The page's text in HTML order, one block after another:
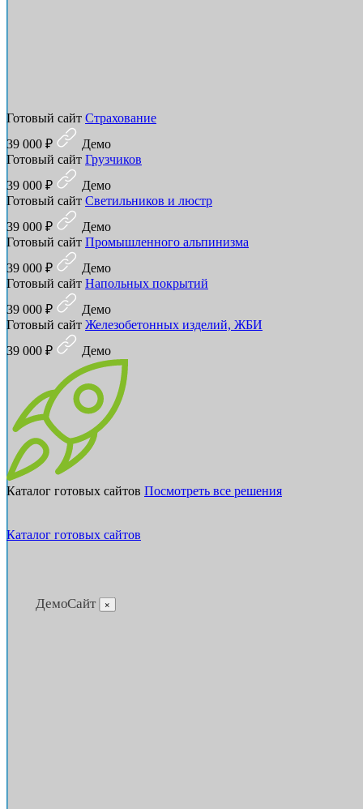
Готовый сайт Страхование
39 000 ₽
Демо
Готовый сайт Грузчиков
39 000 ₽
Демо
Готовый сайт Светильников и люстр
39 000 ₽
Демо
Готовый сайт Промышленного альпинизма
39 000 ₽
Демо
Готовый сайт Напольных покрытий
39 000 ₽
Демо
Готовый сайт Железобетонных изделий, ЖБИ
39 000 ₽
Демо
Каталог готовых сайтов Посмотреть все решения
Каталог готовых сайтов
ДемоСайт ×